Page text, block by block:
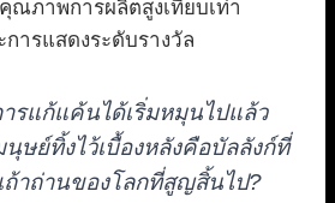
ณภาพการผลิตสูงเทียบเท่า
ารแสดงระดับรางวัล
ารแก้แค้นได้เริ่มหมุนไปแล้ว
ษย์ทิ้งไว้เบื้องหลังคือบัลลังก์ที่
ถ้าถ่านของโลกที่สูญสิ้นไป?